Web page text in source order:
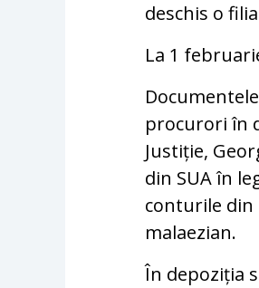
deschis o
La 1
procurori în
Justiție,
din SUA în
conturile din
malaezian.
În depoziția